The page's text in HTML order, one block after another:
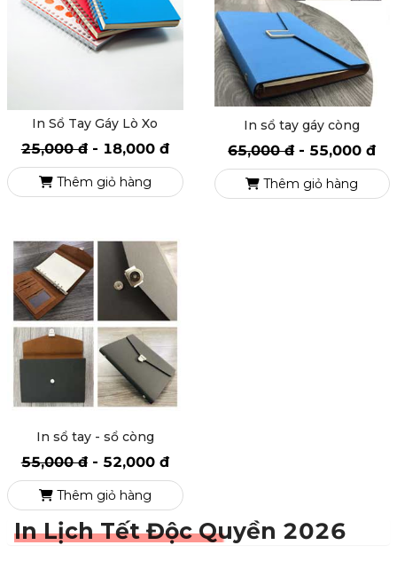
In Sổ Tay Gáy Lò Xo
25,000 đ - 18,000 đ
Thêm giỏ hàng
In sổ tay gáy còng
65,000 đ - 55,000 đ
Thêm giỏ hàng
In sổ tay - sổ còng
55,000 đ - 52,000 đ
Thêm giỏ hàng
In Lịch Tết Độc Quyền 2026